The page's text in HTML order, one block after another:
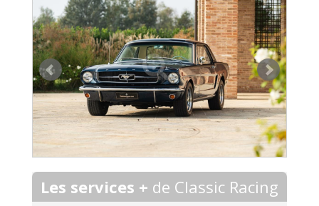
Les services + de Classic Racing